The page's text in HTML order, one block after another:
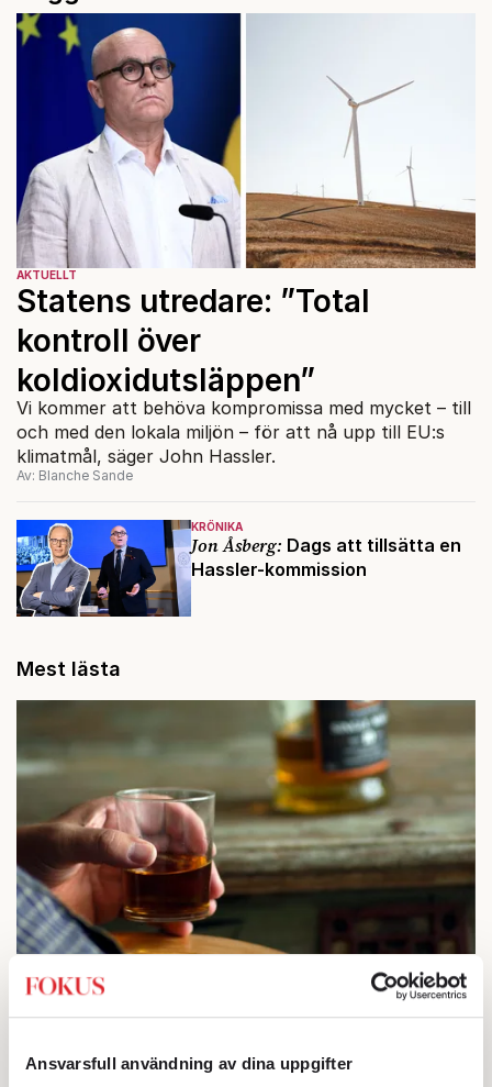
Ansvarsfull användning av dina uppgifter
KRÖNIKA
Jon Åsberg: Dags att tillsätta en
Hassler-kommission
AKTUELLT
Statens utredare: ”Total
kontroll över
koldioxidutsläppen”
Vi kommer att behöva kompromissa med mycket – till
och med den lokala miljön – för att nå upp till EU:s
klimatmål, säger John Hassler.
Av: Blanche Sande
Mest lästa
1.Bitte Assarmo:
Sagan om den lågbegåvade
franska civilisationen